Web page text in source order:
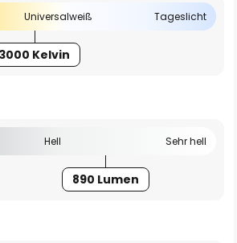
Universalweiß Tageslicht
3000 Kelvin
Hell Sehr hell
890 Lumen